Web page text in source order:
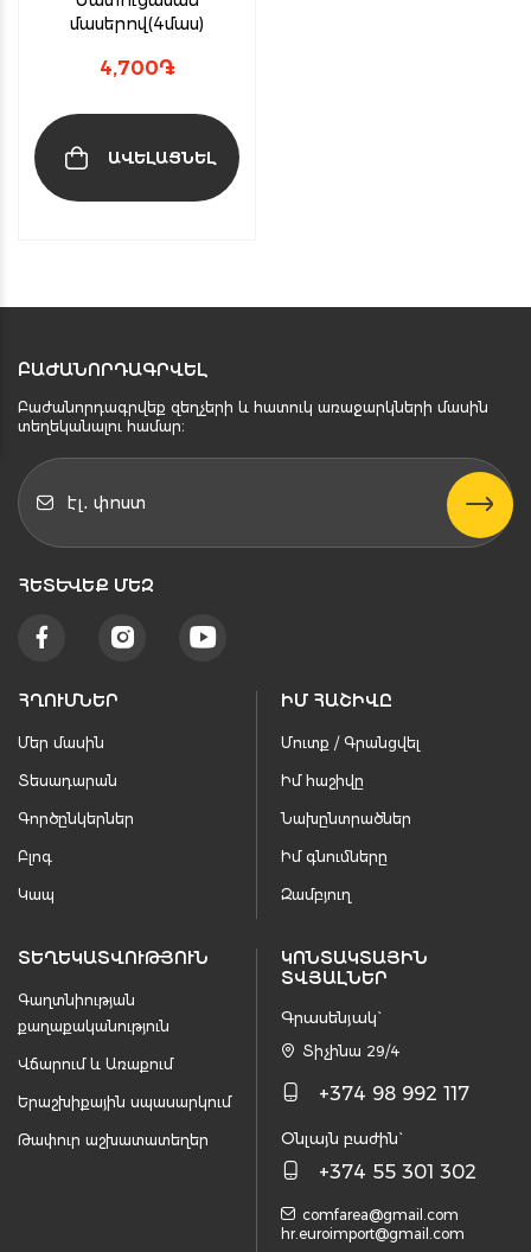
մասերով(4մաս)
4,700֏
ԱՎԵԼԱՑՆԵԼ
ԲԱԺԱՆՈՐԴԱԳՐՎԵԼ
Բաժանորդագրվեք զեղչերի և հատուկ առաջարկների մասին
տեղեկանալու համար։
ՀԵՏԵՒԵՔ ՄԵԶ
ՀՂՈՒՄՆԵՐ
Մեր մասին
Տեսադարան
Գործընկերներ
Բլոգ
Կապ
ԻՄ ՀԱՇԻՎԸ
Մուտք / Գրանցվել
Իմ հաշիվը
Նախընտրածներ
Իմ գնումները
Զամբյուղ
ՏԵՂԵԿԱՏՎՈՒԹՅՈՒՆ
Գաղտնիության
քաղաքականություն
Վճարում և Առաքում
Երաշխիքային սպասարկում
Թափուր աշխատատեղեր
ԿՈՆՏԱԿՏԱՅԻՆ
ՏՎՅԱԼՆԵՐ
Գրասենյակ`
Տիչինա 29/4
+374 98 992 117
Օնլայն բաժին`
+374 55 301 302
comfarea@gmail.com
hr.euroimport@gmail.com